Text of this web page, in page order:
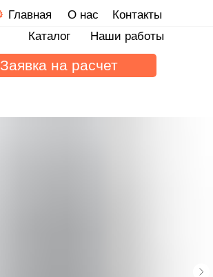
Главная
О нас
Наши работы
Каталог
Контакты
Заявка на расчет